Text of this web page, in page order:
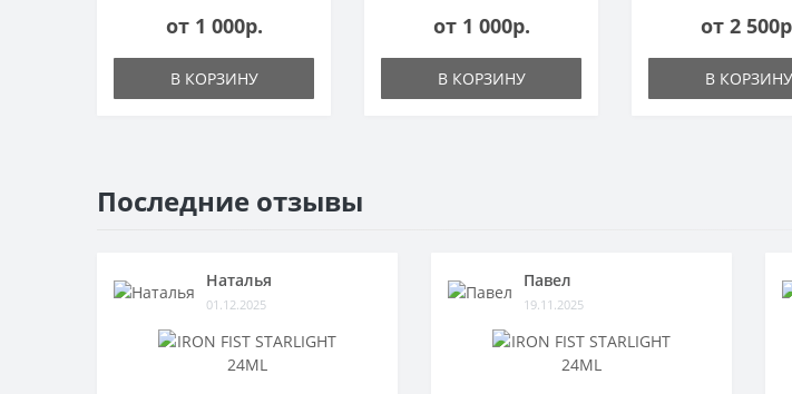
от 1 000р.
В КОРЗИНУ
от 1 000р.
В КОРЗИНУ
от 2
В КОРЗИНУ
Последние отзывы
Наталья
01.12.2025
Павел
19.11.2025